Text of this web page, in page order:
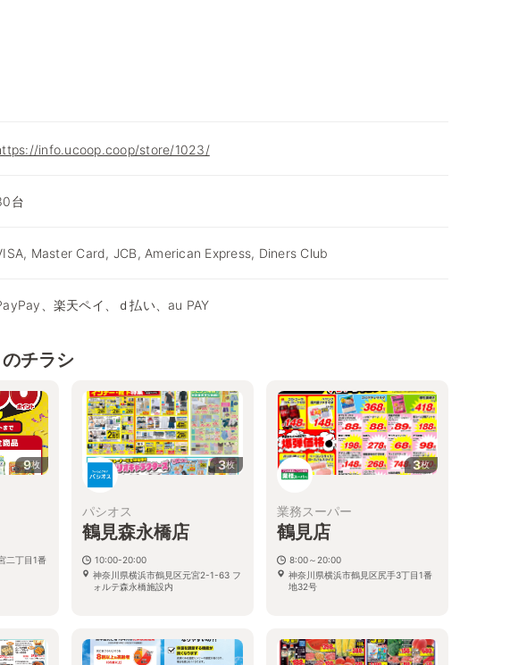
info.ucoop.coop/store/1023/
台
Master Card, JCB, American Express, Diners Club
、楽天ペイ、ｄ払い、au PAY
チラシ
9枚
二丁目1番
3枚
パシオス
鶴見森永橋店
10:00-20:00
神奈川県横浜市鶴見区元宮2-1-63 フ
ォルテ森永橋施設内
3枚
業務スーパー
鶴見店
8:00～20:00
神奈川県横浜市鶴見区尻手3丁目1番
地32号